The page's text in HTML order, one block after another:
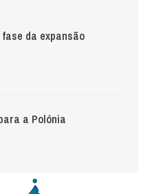
da expansão
a Polónia